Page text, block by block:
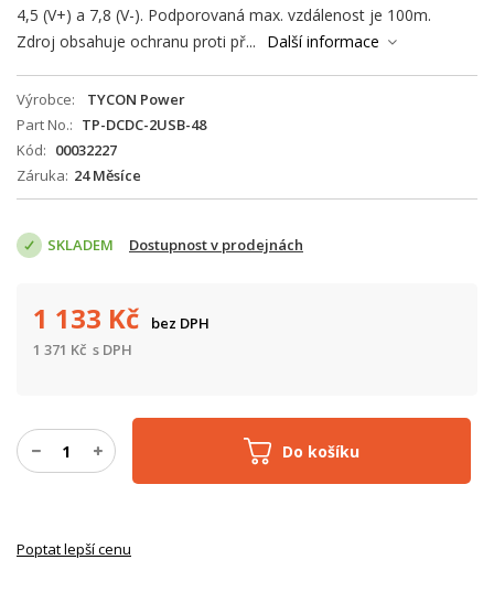
4,5 (V+) a 7,8 (V-). Podporovaná max. vzdálenost je 100m.
Zdroj obsahuje ochranu proti př...
Další informace
Výrobce
TYCON Power
Part No.
TP-DCDC-2USB-48
Kód
00032227
Záruka 24 Měsíce
SKLADEM Dostupnost v prodejnách
Do košíku
1 133 Kč
bez DPH
1 371 Kč s DPH
Poptat lepší cenu